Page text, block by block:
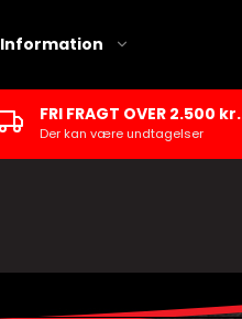
Information
FRI FRAGT OVER 2.500 kr.
Der kan være undtagelser